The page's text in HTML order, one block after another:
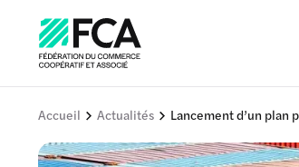
Accueil Actualités Lancement d’un plan